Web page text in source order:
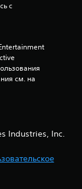
ц
н
с
см. на
Industries, Inc.